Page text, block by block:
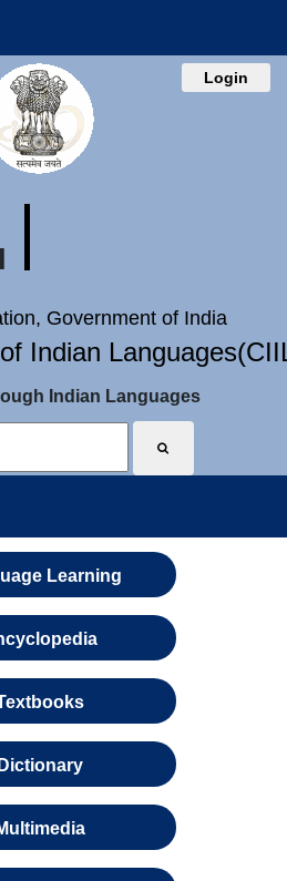
Login
Government of India
Indian
Indian Languages
Learning
Dictionary